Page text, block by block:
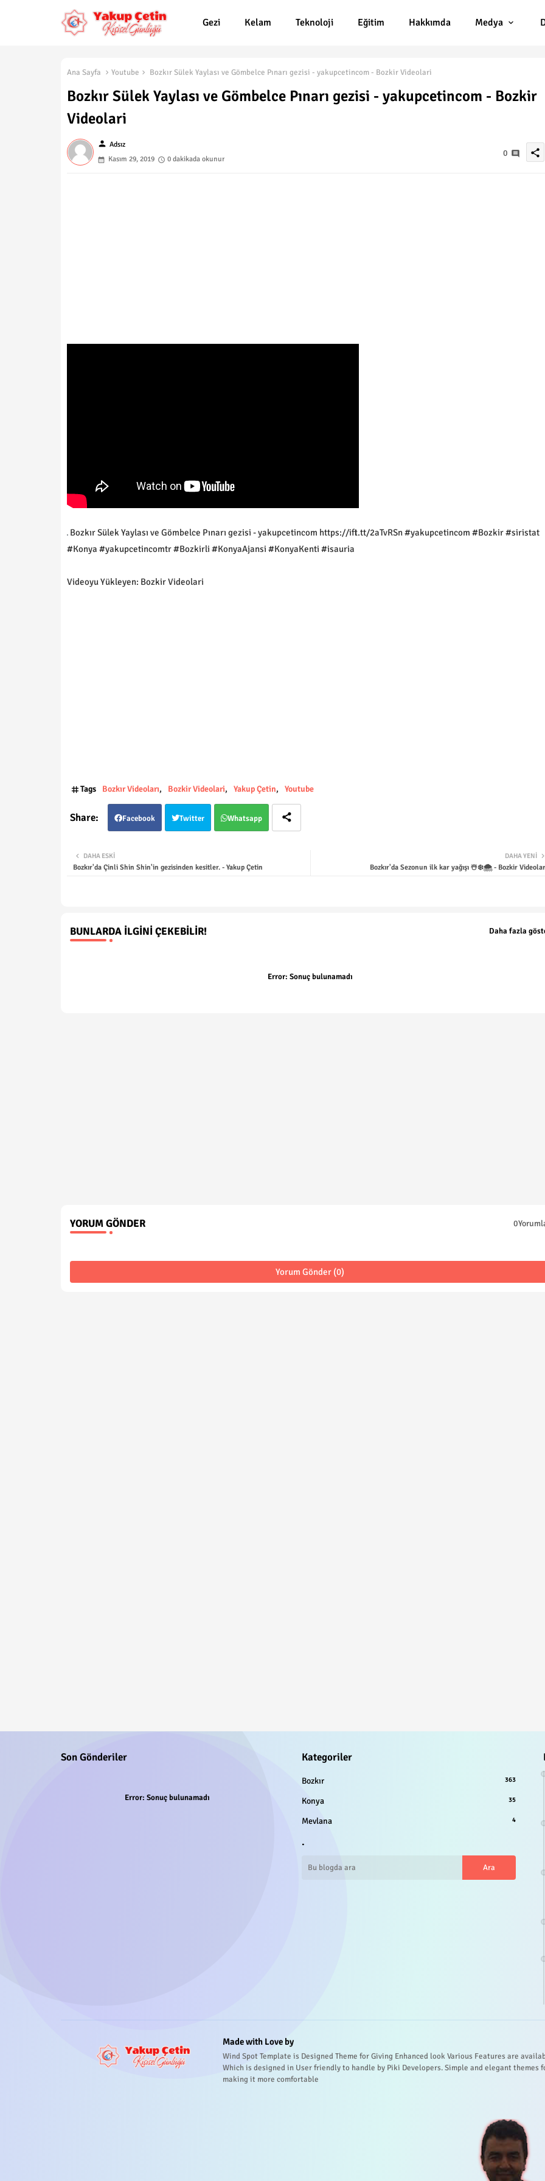
Gezi Kelam Teknoloji Eğitim Hakkımda Medya
Ana Sayfa Youtube Bozkır Sülek Yaylası ve Gömbelce Pınarı gezisi - yakupcetincom - Bozkir Videolari
Bozkır Sülek Yaylası ve Gömbelce Pınarı gezisi - yakupcetincom - Bozkir
Videolari
person Adsız
Kasım 29, 2019
0 dakikada okunur
0 share
Bozkır Sülek Yaylası ve Gömbelce Pınarı gezisi - yakupcetincom https://ift.tt/2aTvRSn #yakupcetincom #Bozkir #siristat
#Konya #yakupcetincomtr #Bozkirli #KonyaAjansi #KonyaKenti #isauria
Videoyu Yükleyen: Bozkir Videolari
Tags Bozkır Videoları Bozkir Videolari Yakup Çetin Youtube
Facebook Twitter Whatsapp
DAHA YENI
Bozkır'da Sezonun ilk kar yağışı ☃️❄️🌨️ - Bozkir
DAHA ESKI
Bozkır'da Çinli Shin Shin'in gezisinden kesitler. - Yakup Çetin
BUNLARDA İLGINI ÇEKEBILIR! Daha fazla
Error: Sonuç bulunamadı
YORUM GÖNDER
Yorum Gönder (0)
Son Gönderiler
Error: Sonuç bulunamadı
Kategoriler
Bozkır 363
Konya 35
Mevlana 4
.
Made with Love by
Wind Spot Template is Designed Theme for Giving Enhanced look Various Features are
Which is designed in User friendly to handle by Piki Developers. Simple and elegant themes
making it more comfortable